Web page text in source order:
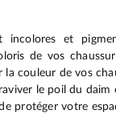
et
de vos
couleur de vos
le poil du
protéger votre